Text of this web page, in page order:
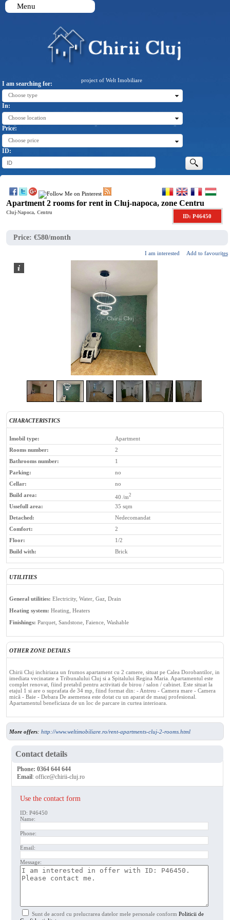
project of Welt Imobiliare
I am searching for:
Choose type
In:
Choose location
Price:
Choose price
ID:
Menu
Apartment 2 rooms for rent in Cluj-napoca, zone Centru
Cluj-Napoca, Centru
ID: P46450
Price:€580/month
I am interested Add to favourites
CHARACTERISTICS
Imobil type:
Apartment
Rooms number:
2
Bathrooms number:
1
Parking:
no
Cellar:
no
Build area:
40 /m2
Ussefull area:
35 sqm
Detached:
Nedecomandat
Comfort:
2
Floor:
1/2
Build with:
Brick
UTILITIES
General utilities: Electricity, Water, Gaz, Drain
Heating system: Heating, Heaters
Finishings: Parquet, Sandstone, Faience, Washable
OTHER ZONE DETAILS
Chirii Cluj inchiriaza un frumos apartament cu 2 camere, situat pe Calea Dorobantilor, in
imediata vecinatate a Tribunalului Cluj si a Spitalului Regina Maria. Apartamentul este
complet renovat, fiind pretabil pentru activitati de birou / salon / cabinet. Este situat la
etajul 1 si are o suprafata de 34 mp, fiind format din: - Antreu - Camera mare - Camera
mică - Baie - Debara De asemenea este dotat cu un aparat de masaj profesional.
Apartamentul beneficiaza de un loc de parcare in curtea interioara.
More offers: http://www.weltimobiliare.ro/rent-apartments-cluj-2-rooms.html
Contact details
Phone:0364 644 644
Email:office@chirii-cluj.ro
Use the contact form
ID: P46450
Name:
Phone:
Email:
Message:
Sunt de acord cu prelucrarea datelor mele personale conform Politicii de